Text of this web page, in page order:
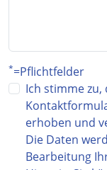
*=Pflichtfelder
Ich stimme zu,
erhoben und
Die Daten
Bearbeitung